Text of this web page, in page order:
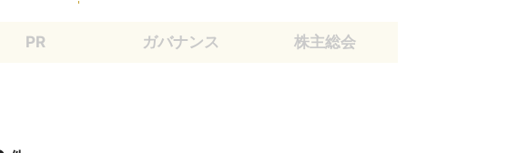
PR ガバナンス 株主総会